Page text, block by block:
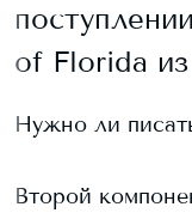
of Florida
Нужно ли
Второй